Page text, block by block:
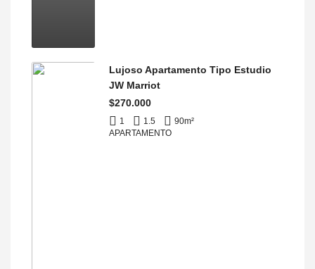
Lujoso Apartamento Tipo Estudio
JW Marriot
$270.000
1 1.5 90m²
APARTAMENTO